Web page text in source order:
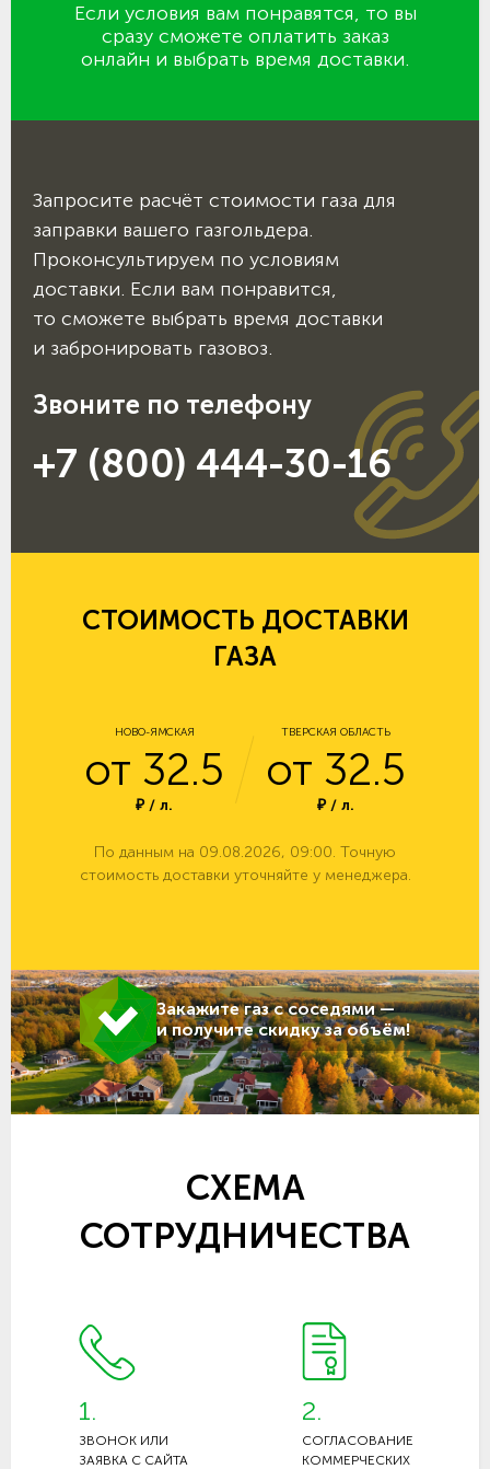
Если условия вам понравятся, то вы
сразу сможете оплатить заказ
онлайн и выбрать время доставки.
Запросите расчёт стоимости газа для
заправки вашего газгольдера.
Проконсультируем по условиям
доставки. Если вам понравится,
то сможете выбрать время доставки
и забронировать газовоз.
Звоните по телефону
+7 (800) 444-30-16
СТОИМОСТЬ ДОСТАВКИ
ГАЗА
НОВО-ЯМСКАЯ
от 32.5
₽ / л.
ТВЕРСКАЯ ОБЛАСТЬ
от 32.5
₽ / л.
По данным на 09.08.2026, 09:00. Точную
стоимость доставки уточняйте у менеджера.
Закажите газ с соседями —
и получите скидку за объём!
СХЕМА
СОТРУДНИЧЕСТВА
1.
ЗВОНОК ИЛИ
ЗАЯВКА С САЙТА
2.
СОГЛАСОВАНИЕ
КОММЕРЧЕСКИХ